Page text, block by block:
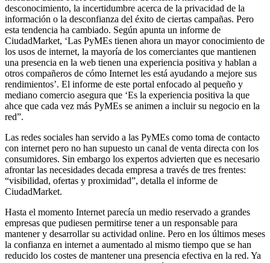
desconocimiento, la incertidumbre acerca de la privacidad de la
información o la desconfianza del éxito de ciertas campañas. Pero
esta tendencia ha cambiado. Según apunta un informe de
CiudadMarket, ‘Las PyMEs tienen ahora un mayor conocimiento de
los usos de internet, la mayoría de los comerciantes que mantienen
una presencia en la web tienen una experiencia positiva y hablan a
otros compañeros de cómo Internet les está ayudando a mejore sus
rendimientos’. El informe de este portal enfocado al pequeño y
mediano comercio asegura que ‘Es la experiencia positiva la que
ahce que cada vez más PyMEs se animen a incluir su negocio en la
red”.
Las redes sociales han servido a las PyMEs como toma de contacto
con internet pero no han supuesto un canal de venta directa con los
consumidores. Sin embargo los expertos advierten que es necesario
afrontar las necesidades decada empresa a través de tres frentes:
“visibilidad, ofertas y proximidad”, detalla el informe de
CiudadMarket.
Hasta el momento Internet parecía un medio reservado a grandes
empresas que pudiesen permitirse tener a un responsable para
mantener y desarrollar su actividad online. Pero en los últimos meses
la confianza en internet a aumentado al mismo tiempo que se han
reducido los costes de mantener una presencia efectiva en la red. Ya